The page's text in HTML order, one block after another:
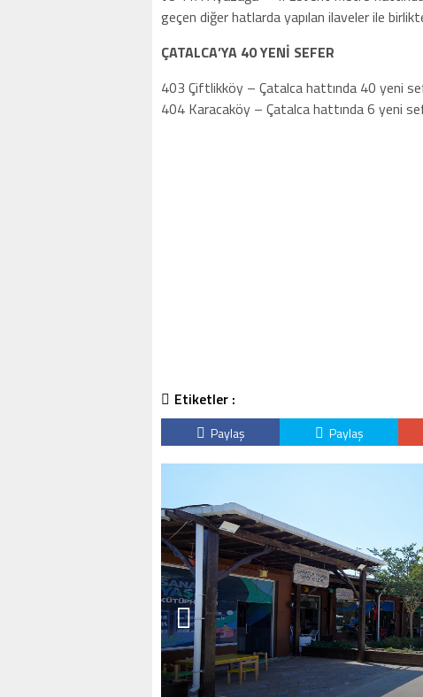
geçen diğer hatlarda yapılan ilaveler ile
ÇATALCA’YA 40 YENİ SEFER
403 Çiftlikköy – Çatalca hattında 40 yeni
404 Karacaköy – Çatalca hattında 6 yeni
Etiketler :
Paylaş Paylaş